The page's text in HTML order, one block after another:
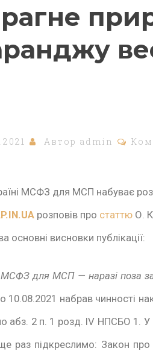
Автор admin
МСФЗ для МСП набуває
розповів про статтю О.
висновки публікації:
для МСП — наразі поза
10.08.2021 набрав чинності
абз. 2 п. 1 розд. IV НПСБО 1.
раз підкреслимо: Закон про